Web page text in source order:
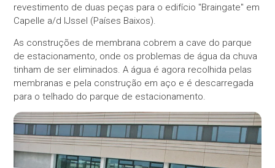
revestimento de duas peças para o edifício "Braingate" em
Capelle a/d IJssel (Países Baixos).
As construções de membrana cobrem a cave do parque
de estacionamento, onde os problemas de água da chuva
tinham de ser eliminados. A água é agora recolhida pelas
membranas e pela construção em aço e é descarregada
para o telhado do parque de estacionamento.